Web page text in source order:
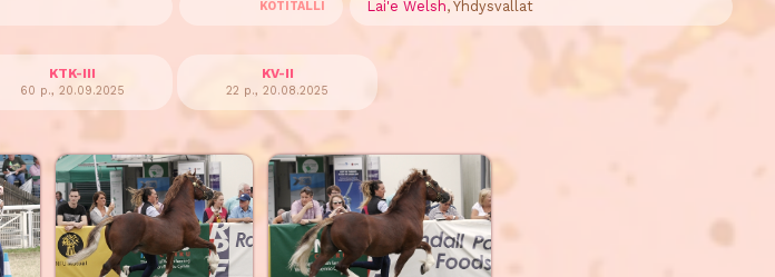
KOTITALLI Lai'e Welsh, Yhdysvallat
KTK-III
60 p., 20.09.2025
KV-II
22 p., 20.08.2025